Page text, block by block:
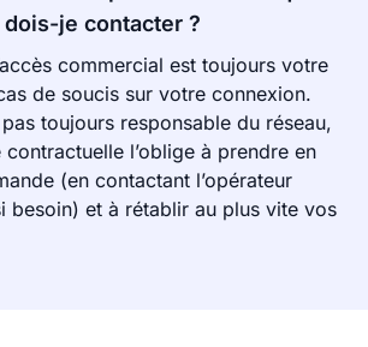
dois-je contacter ?
commercial est toujours votre
de soucis sur votre connexion.
toujours responsable du réseau,
l’oblige à prendre en
(en contactant l’opérateur
besoin) et à rétablir au plus vite vos